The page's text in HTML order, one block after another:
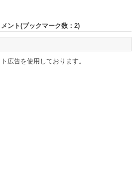
ント(ブックマーク数： 2)
広告を使用しております。